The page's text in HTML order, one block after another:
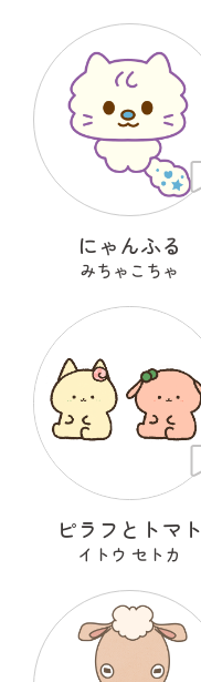
にゃんふる
みちゃこちゃ
ピラフとトマト
イトウ セトカ